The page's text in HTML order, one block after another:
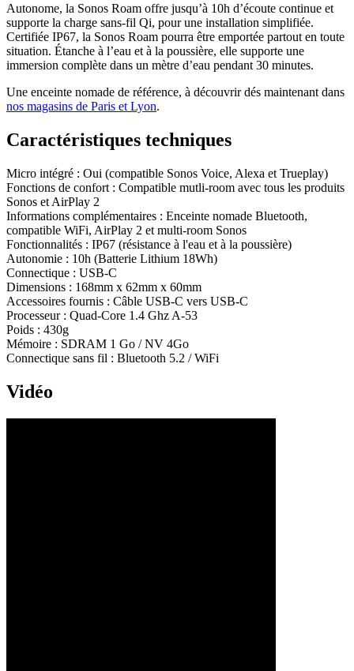
Autonome, la Sonos Roam offre jusqu’à 10h d’écoute continue et
supporte la charge sans-fil Qi, pour une installation simplifiée.
Certifiée IP67, la Sonos Roam pourra être emportée partout en toute
situation. Étanche à l’eau et à la poussière, elle supporte une
immersion complète dans un mètre d’eau pendant 30 minutes.
Une enceinte nomade de référence, à découvrir dés maintenant dans
nos magasins de Paris et Lyon.
Caractéristiques techniques
Micro intégré : Oui (compatible Sonos Voice, Alexa et Trueplay)
Fonctions de confort : Compatible mutli-room avec tous les produits
Sonos et AirPlay 2
Informations complémentaires : Enceinte nomade Bluetooth,
compatible WiFi, AirPlay 2 et multi-room Sonos
Fonctionnalités : IP67 (résistance à l'eau et à la poussière)
Autonomie : 10h (Batterie Lithium 18Wh)
Connectique : USB-C
Dimensions : 168mm x 62mm x 60mm
Accessoires fournis : Câble USB-C vers USB-C
Processeur: Quad-Core 1.4 Ghz A-53
Poids : 430g
Mémoire : SDRAM 1 Go / NV 4Go
Connectique sans fil : Bluetooth 5.2 / WiFi
Vidéo